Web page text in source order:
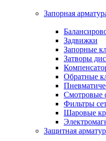
Запорная
Задвижки
Запорные
Затворы
Обратные
Смотровые
Фильтры
Шаровые
Защитная